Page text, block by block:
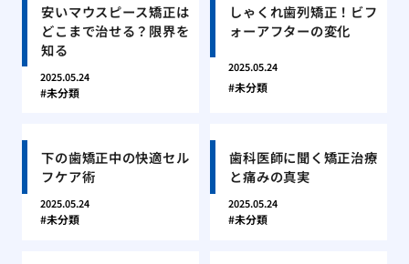
安いマウスピース矯正は
どこまで治せる？限界を
知る
2025.05.24
未分類
しゃくれ歯列矯正！ビフ
ォーアフターの変化
2025.05.24
未分類
下の歯矯正中の快適セル
フケア術
2025.05.24
未分類
歯科医師に聞く矯正治療
と痛みの真実
2025.05.24
未分類